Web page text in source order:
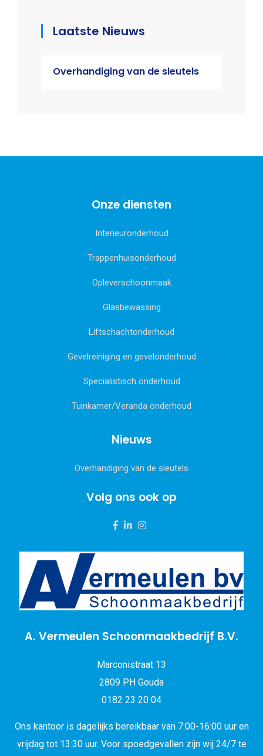
Laatste Nieuws
Overhandiging van de sleutels
Onze diensten
Interieuronderhoud
Trappenhuisonderhoud
Opleverschoonmaak
Glasbewassing
Liftschachtonderhoud
Gevelreiniging en gevelonderhoud
Specialistisch onderhoud
Tuinkamer/Veranda onderhoud
Nieuws
Overhandiging van de sleutels
Volg ons ook op
A. Vermeulen Schoonmaakbedrijf B.V.
Marconistraat 13
2809 PH Gouda
0182 23 20 04
Ons kantoor is dagelijks bereikbaar van 7:00-16:00 uur en
vrijdag tot 13:30 uur. Voor spoedgevallen zijn wij 24/7 te